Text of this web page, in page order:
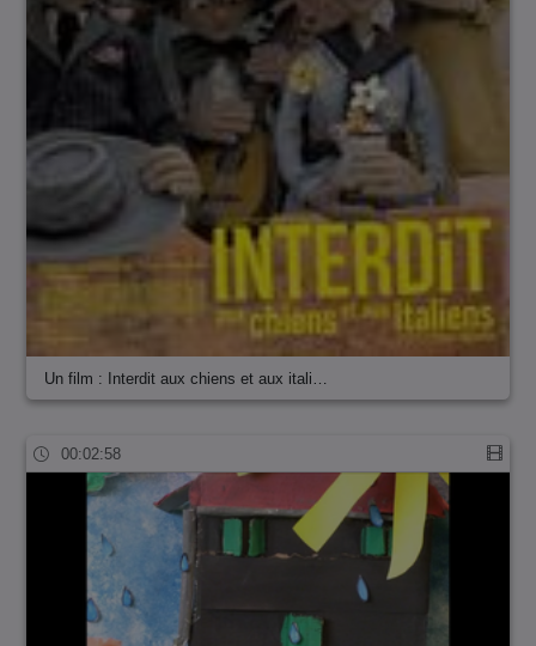
Un film : Interdit aux chiens et aux itali…
00:02:58